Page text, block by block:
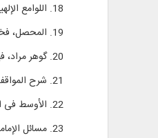
18. اللوامع الإلهیة، فاضل مقداد؛
19. المحصل، فخر رازی؛
20. گوهر مراد، فياض لاهيجى؛‏
21. شرح المواقف، مير سيد شريف‏ جرجانی؛
22. الأوسط فی المقالات، ناشئ اكبر؛
23. مسائل الإمامة، ناشئ اكبر؛